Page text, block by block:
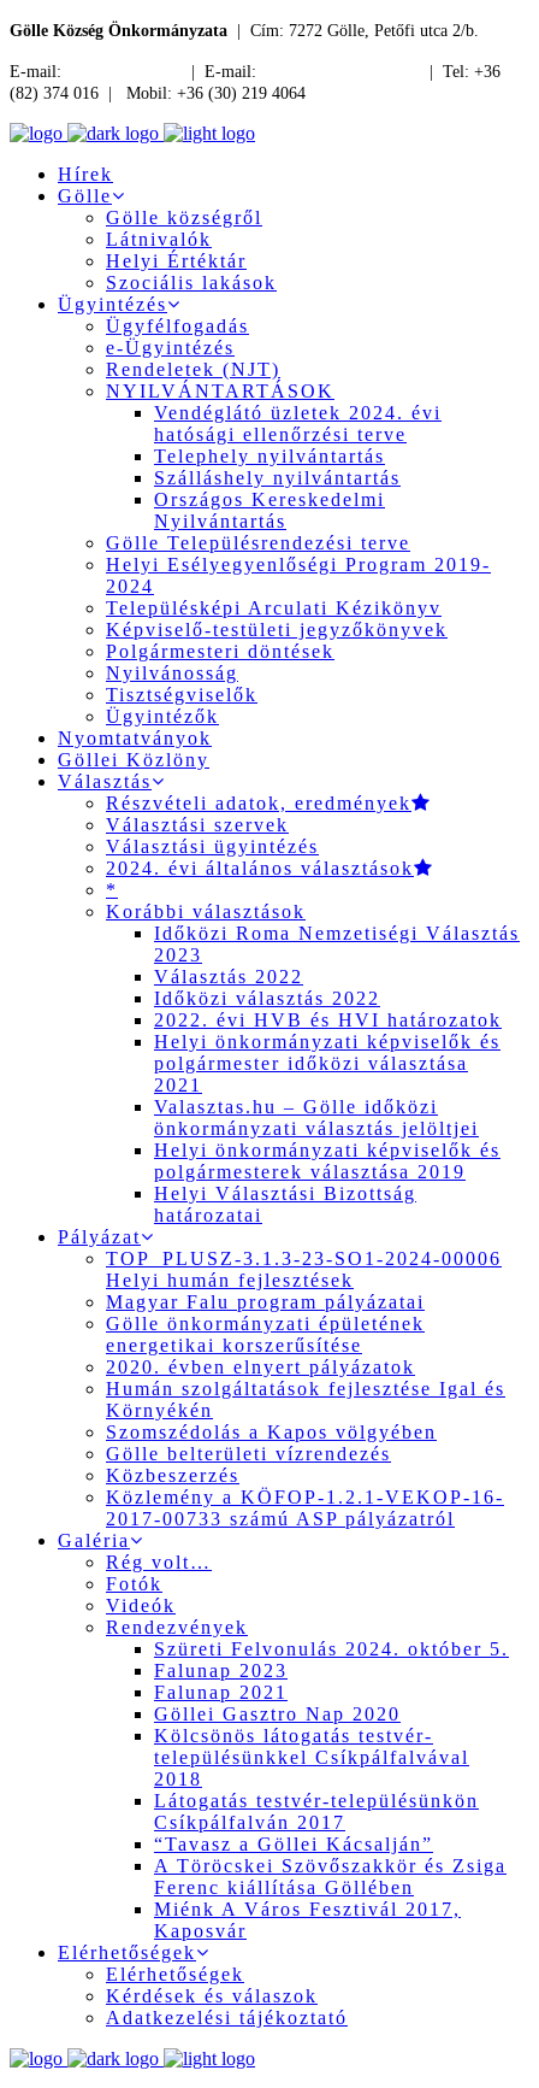
Gölle Község Önkormányzata | Cím: 7272 Gölle, Petőfi utca 2/b.
E-mail: | E-mail:
| Tel: +36
(82) 374 016 | Mobil: +36 (30) 219 4064
Hírek
Gölle
Gölle községről
Látnivalók
Helyi Értéktár
Szociális lakások
Ügyintézés
Ügyfélfogadás
e-Ügyintézés
Rendeletek (NJT)
NYILVÁNTARTÁSOK
Vendéglátó üzletek 2024. évi
hatósági ellenőrzési terve
Telephely nyilvántartás
Szálláshely nyilvántartás
Országos Kereskedelmi
Nyilvántartás
Gölle Településrendezési terve
Helyi Esélyegyenlőségi Program 2019-
2024
Településképi Arculati Kézikönyv
Képviselő-testületi jegyzőkönyvek
Polgármesteri döntések
Nyilvánosság
Tisztségviselők
Ügyintézők
Nyomtatványok
Göllei Közlöny
Választás
Részvételi adatok, eredmények
Választási szervek
Választási ügyintézés
2024. évi általános választások
*
Korábbi választások
Időközi Roma Nemzetiségi Választás
2023
Választás 2022
Időközi választás 2022
2022. évi HVB és HVI határozatok
Helyi önkormányzati képviselők és
polgármester időközi választása
2021
Valasztas.hu – Gölle időközi
önkormányzati választás jelöltjei
Helyi önkormányzati képviselők és
polgármesterek választása 2019
Helyi Választási Bizottság
határozatai
Pályázat
TOP_PLUSZ-3.1.3-23-SO1-2024-00006
Helyi humán fejlesztések
Magyar Falu program pályázatai
Gölle önkormányzati épületének
energetikai korszerűsítése
2020. évben elnyert pályázatok
Humán szolgáltatások fejlesztése Igal és
Környékén
Szomszédolás a Kapos völgyében
Gölle belterületi vízrendezés
Közbeszerzés
Közlemény a KÖFOP-1.2.1-VEKOP-16-
2017-00733 számú ASP pályázatról
Galéria
Rég volt…
Fotók
Videók
Rendezvények
Szüreti Felvonulás 2024. október 5.
Falunap 2023
Falunap 2021
Göllei Gasztro Nap 2020
Kölcsönös látogatás testvér-
településünkkel Csíkpálfalvával
2018
Látogatás testvér-településünkön
Csíkpálfalván 2017
“Tavasz a Göllei Kácsalján”
A Töröcskei Szövőszakkör és Zsiga
Ferenc kiállítása Göllében
Miénk A Város Fesztivál 2017,
Kaposvár
Elérhetőségek
Elérhetőségek
Kérdések és válaszok
Adatkezelési tájékoztató